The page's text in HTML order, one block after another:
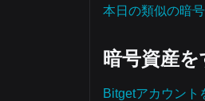
本日の類似の暗
暗号資産
Bitgetアカウント